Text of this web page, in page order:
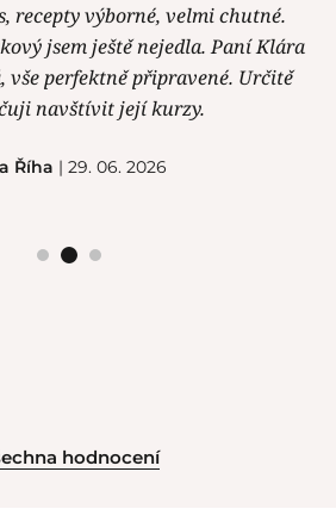
recepty výborné, velmi chutné.
jsem ještě nejedla. Paní Klára
vše perfektně připravené. Určitě
navštívit její kurzy.
Říha | 29. 06. 2026
hodnocení